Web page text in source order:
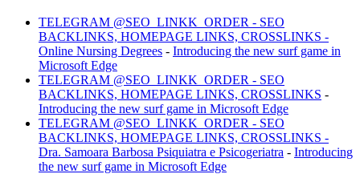
TELEGRAM @SEO_LINKK_ORDER - SEO
BACKLINKS, HOMEPAGE LINKS, CROSSLINKS -
Online Nursing Degrees - Introducing the new surf game in
Microsoft Edge
TELEGRAM @SEO_LINKK_ORDER - SEO
BACKLINKS, HOMEPAGE LINKS, CROSSLINKS -
Introducing the new surf game in Microsoft Edge
TELEGRAM @SEO_LINKK_ORDER - SEO
BACKLINKS, HOMEPAGE LINKS, CROSSLINKS -
Dra. Samoara Barbosa Psiquiatra e Psicogeriatra - Introducing
the new surf game in Microsoft Edge